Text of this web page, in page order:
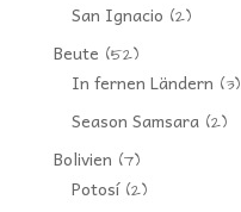
San Ignacio (2)
Beute (52)
In fernen Ländern (3)
Season Samsara(2)
Bolivien (7)
Potosí(2)